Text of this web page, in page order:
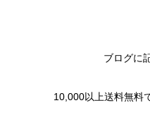
ブログに
10,000以上送料無料